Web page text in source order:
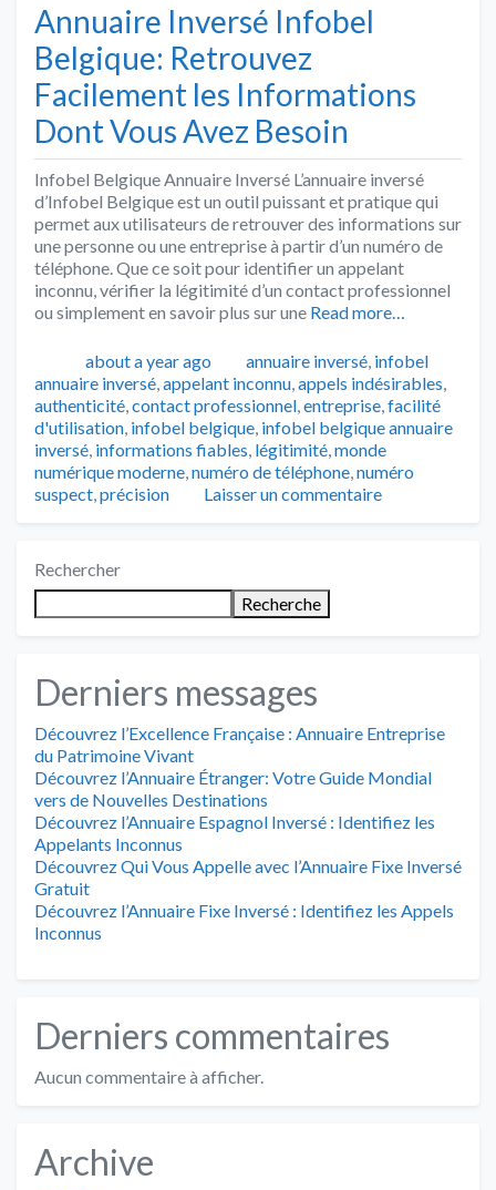
Annuaire Inversé Infobel
Belgique: Retrouvez
Facilement les Informations
Dont Vous Avez Besoin
Infobel Belgique Annuaire Inversé L’annuaire inversé
d’Infobel Belgique est un outil puissant et pratique qui
permet aux utilisateurs de retrouver des informations sur
une personne ou une entreprise à partir d’un numéro de
téléphone. Que ce soit pour identifier un appelant
inconnu, vérifier la légitimité d’un contact professionnel
ou simplement en savoir plus sur une Read more…
Publié
about a year ago Catégories
annuaire inversé, infobel
Tags
annuaire inversé,appelant inconnu,appels indésirables,
authenticité,contact professionnel,entreprise,facilité
d'utilisation, infobel belgique, infobel belgique annuaire
inversé, informations fiables, légitimité,monde
numérique moderne,numéro de téléphone,numéro
suspect,précision Laisser un commentaire
Rechercher
Recherche
Derniers messages
Découvrez l’Excellence Française : Annuaire Entreprise
du Patrimoine Vivant
Découvrez l’Annuaire Étranger: Votre Guide Mondial
vers de Nouvelles Destinations
Découvrez l’Annuaire Espagnol Inversé : Identifiez les
Appelants Inconnus
Découvrez Qui Vous Appelle avec l’Annuaire Fixe Inversé
Gratuit
Découvrez l’Annuaire Fixe Inversé : Identifiez les Appels
Inconnus
Derniers commentaires
Aucun commentaire à afficher.
Archive